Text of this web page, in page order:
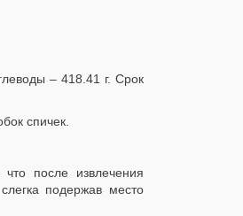
– 418.41 г. Срок
спичек.
после извлечения
подержав место